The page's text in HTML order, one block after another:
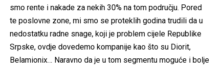
smo rente i nakade za nekih 30% na tom području. Pored
te poslovne zone, mi smo se proteklih godina trudili da u
nedostatku radne snage, koji je problem cijele Republike
Srpske, ovdje dovedemo kompanije kao što su Diorit,
Belamionix… Naravno da je u tom segmentu moguće i bolje